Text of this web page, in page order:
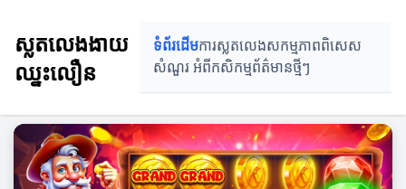
ស្លតលេងងាយ
ឈ្នះលឿន
ទំព័រដើមការស្លតលេងសកម្មភាពពិសេស
សំណួរ អំពីកសិកម្មព័ត៌មានថ្មីៗ